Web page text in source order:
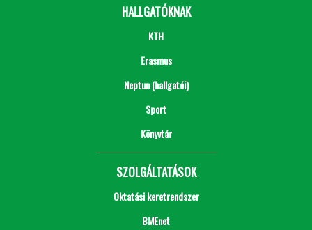
HALLGATÓKNAK
KTH
Erasmus
Neptun (hallgatói)
Sport
Könyvtár
SZOLGÁLTATÁSOK
Oktatási keretrendszer
BMEnet